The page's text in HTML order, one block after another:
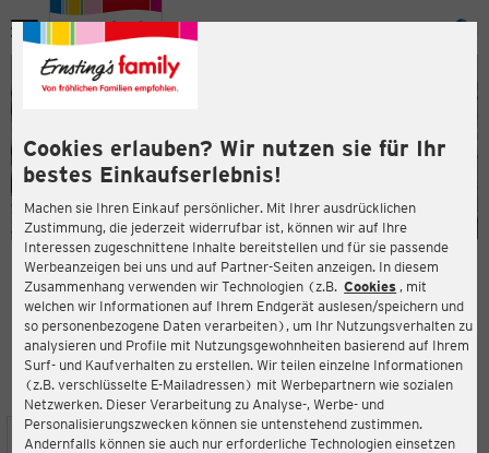
Cookies erlauben? Wir nutzen sie für Ihr
bestes Einkaufserlebnis!
Machen sie Ihren Einkauf persönlicher. Mit Ihrer ausdrücklichen
Zustimmung, die jederzeit widerrufbar ist, können wir auf Ihre
Interessen zugeschnittene Inhalte bereitstellen und für sie passende
Werbeanzeigen bei uns und auf Partner-Seiten anzeigen. In diesem
Zusammenhang verwenden wir Technologien (z.B. Cookies , mit
welchen wir Informationen auf Ihrem Endgerät auslesen/speichern und
so personenbezogene Daten verarbeiten), um Ihr Nutzungsverhalten zu
analysieren und Profile mit Nutzungsgewohnheiten basierend auf Ihrem
Surf- und Kaufverhalten zu erstellen. Wir teilen einzelne Informationen
(z.B. verschlüsselte E-Mailadressen) mit Werbepartnern wie sozialen
Netzwerken. Dieser Verarbeitung zu Analyse-, Werbe- und
Personalisierungszwecken können sie untenstehend zustimmen.
Andernfalls können sie auch nur erforderliche Technologien einsetzen
Menü
ERNSTING'S FAMILY FILIALE
Marktstrasse 88
53424 Remagen
4,3
Bewertung:
STANDORT SERVICES SORTIMENT AKTIONEN